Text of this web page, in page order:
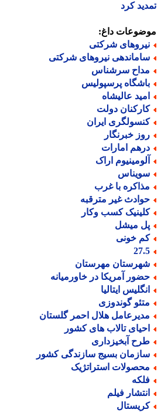
کرد
داغ:
شرکتی
نیروهای شرکتی
سرشناس
پرسپولیس
عالیشاه
دولت
ایران
خبرنگار
امارات
اراک
با غرب
غیر مترقبه
کسب وکار
میشل
خونی
مهرستان
آمریکا در خاورمیانه
ایتالیا
گوندوزی
هلال احمر گلستان
تالاب های کشور
آبخیزداری
بسیج سازندگی کشور
استراتژیک
فیلم